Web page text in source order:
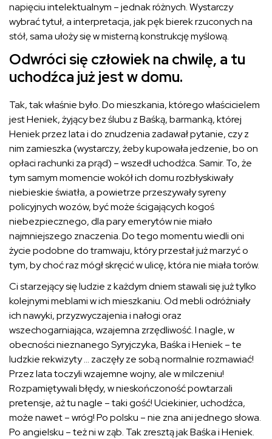
napięciu intelektualnym – jednak różnych. Wystarczy
wybrać tytuł, a interpretacja, jak pęk bierek rzuconych na
stół, sama ułoży się w misterną konstrukcję myślową.
Odwróci się człowiek na chwilę, a tu
uchodźca już jest w domu.
Tak, tak właśnie było. Do mieszkania, którego właścicielem
jest Heniek, żyjący bez ślubu z Baśką, barmanką, której
Heniek przez lata i do znudzenia zadawał pytanie, czy z
nim zamieszka (wystarczy, żeby kupowała jedzenie, bo on
opłaci rachunki za prąd) – wszedł uchodźca. Samir. To, że
tym samym momencie wokół ich domu rozbłyskiwały
niebieskie światła, a powietrze przeszywały syreny
policyjnych wozów, być może ścigających kogoś
niebezpiecznego, dla pary emerytów nie miało
najmniejszego znaczenia. Do tego momentu wiedli oni
życie podobne do tramwaju, który przestał już marzyć o
tym, by choć raz mógł skręcić w ulicę, która nie miała torów.
Ci starzejący się ludzie z każdym dniem stawali się już tylko
kolejnymi meblami w ich mieszkaniu. Od mebli odróżniały
ich nawyki, przyzwyczajenia i nałogi oraz
wszechogarniająca, wzajemna zrzędliwość. I nagle, w
obecności nieznanego Syryjczyka, Baśka i Heniek – te
ludzkie rekwizyty … zaczęły ze sobą normalnie rozmawiać!
Przez lata toczyli wzajemne wojny, ale w milczeniu!
Rozpamiętywali błędy, w nieskończoność powtarzali
pretensje, aż tu nagle – taki gość! Uciekinier, uchodźca,
może nawet – wróg! Po polsku – nie zna ani jednego słowa.
Po angielsku – też ni w ząb. Tak zresztą jak Baśka i Heniek.